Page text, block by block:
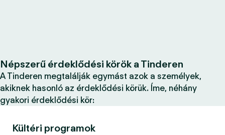
Népszerű érdeklődési körök a Tinderen
A Tinderen megtalálják egymást azok a személyek,
akiknek hasonló az érdeklődési körük. Íme, néhány
gyakori érdeklődési kör:
Kültéri programok